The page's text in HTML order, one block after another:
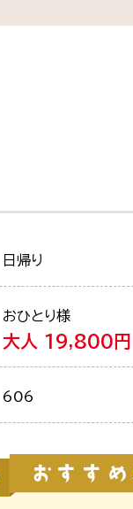
日帰り
おひとり様
大人 19,800円
606